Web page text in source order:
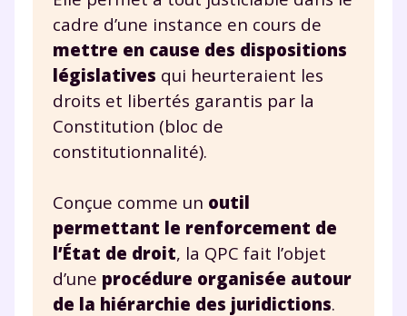
cadre d’une instance en cours de
mettre en cause des dispositions
législatives qui heurteraient les
droits et libertés garantis par la
Constitution (bloc de
constitutionnalité).
Conçue comme un outil
permettant le renforcement de
l’État de droit, la QPC fait l’objet
d’une procédure organisée autour
de la hiérarchie des juridictions.